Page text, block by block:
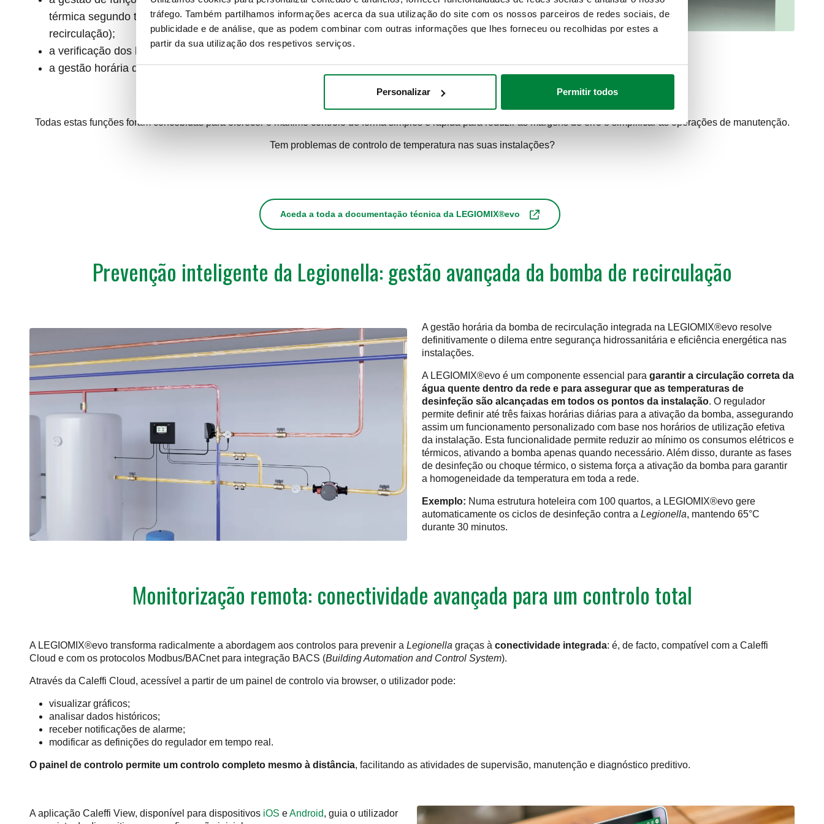
tráfego. Também partilhamos informações acerca da sua utilização do site com os nossos parceiros de redes sociais, de
publicidade e de análise, que as podem combinar com outras informações que lhes forneceu ou recolhidas por estes a
partir da sua utilização dos respetivos serviços.
Personalizar Permitir todos
térmica segundo três programas diferentes (com ou sem sonda de
recirculação);
a verificação dos históricos das desinfeções efetuadas;
a gestão horária da bomba de recirculação.
Todas estas funções foram concebidas para oferecer o máximo controlo de forma simples e rápida para reduzir as margens de erro e simplificar as operações de manutenção.
Tem problemas de controlo de temperatura nas suas instalações?
Aceda a toda a documentação técnica da LEGIOMIX®evo
Prevenção inteligente da Legionella: gestão avançada da bomba de recirculação
A gestão horária da bomba de recirculação integrada na LEGIOMIX®evo resolve
definitivamente o dilema entre segurança hidrossanitária e eficiência energética nas
instalações.
A LEGIOMIX®evo é um componente essencial para garantir a circulação correta da
água quente dentro da rede e para assegurar que as temperaturas de
desinfeção são alcançadas em todos os pontos da instalação. O regulador
permite definir até três faixas horárias diárias para a ativação da bomba, assegurando
assim um funcionamento personalizado com base nos horários de utilização efetiva
da instalação. Esta funcionalidade permite reduzir ao mínimo os consumos elétricos e
térmicos, ativando a bomba apenas quando necessário. Além disso, durante as fases
de desinfeção ou choque térmico, o sistema força a ativação da bomba para garantir
a homogeneidade da temperatura em toda a rede.
Exemplo: Numa estrutura hoteleira com 100 quartos, a LEGIOMIX®evo gere
automaticamente os ciclos de desinfeção contra a Legionella, mantendo 65°C
durante 30 minutos.
Monitorização remota: conectividade avançada para um controlo total
A LEGIOMIX®evo transforma radicalmente a abordagem aos controlos para prevenir a Legionella graças à conectividade integrada: é, de facto, compatível com a Caleffi
Cloud e com os protocolos Modbus/BACnet para integração BACS (Building Automation and Control System).
Através da Caleffi Cloud, acessível a partir de um painel de controlo via browser, o utilizador pode:
visualizar gráficos;
analisar dados históricos;
receber notificações de alarme;
modificar as definições do regulador em tempo real.
O painel de controlo permite um controlo completo mesmo à distância, facilitando as atividades de supervisão, manutenção e diagnóstico preditivo.
A aplicação Caleffi View, disponível para dispositivos iOS eAndroid, guia o utilizador